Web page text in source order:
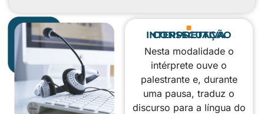
INTERPRETAÇÃO CONSECUTIVA
Nesta modalidade o
intérprete ouve o
palestrante e, durante
uma pausa, traduz o
discurso para a língua do